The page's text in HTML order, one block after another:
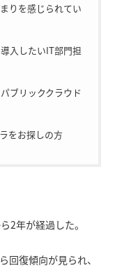
りを感じられてい
入したいIT部門担
ブリッククラウド
をお探しの方
2年が経過した。
回復傾向が見られ、